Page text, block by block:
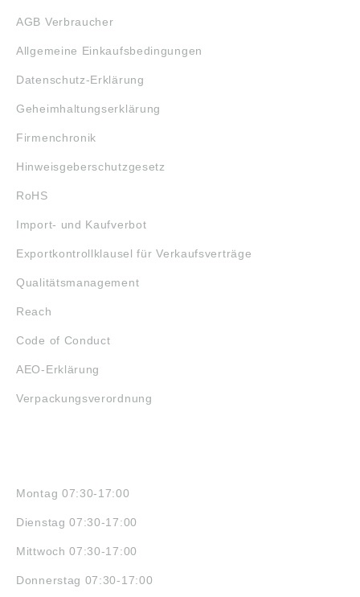
AGB Verbraucher
Allgemeine Einkaufsbedingungen
Datenschutz-Erklärung
Geheimhaltungserklärung
Firmenchronik
Hinweisgeberschutzgesetz
RoHS
Import- und Kaufverbot
Exportkontrollklausel für Verkaufsverträge
Qualitätsmanagement
Reach
Code of Conduct
AEO-Erklärung
Verpackungsverordnung
Montag 07:30-17:00
Dienstag 07:30-17:00
Mittwoch 07:30-17:00
Donnerstag 07:30-17:00